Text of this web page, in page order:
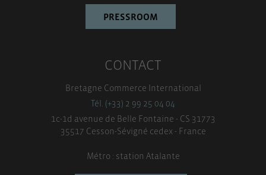
PRESSROOM
CONTACT
Bretagne Commerce International
Tél. (+33) 2 99 25 04 04
1c-1d avenue de Belle Fontaine - CS 31773
35517 Cesson-Sévigné cedex - France
Métro : station Atalante